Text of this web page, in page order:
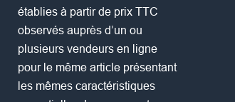
établies à partir de prix TTC
observés auprès d’un ou
plusieurs vendeurs en ligne
pour le même article présentant
les mêmes caractéristiques